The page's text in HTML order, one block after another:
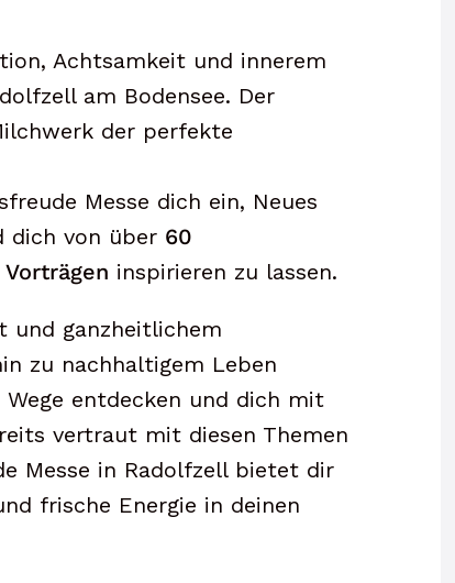
Achtsamkeit und innerem
am Bodensee. Der
der perfekte
Messe dich ein, Neues
dich von über 60
inspirieren zu lassen.
und ganzheitlichem
zu nachhaltigem Leben
entdecken und dich mit
vertraut mit diesen Themen
Messe in Radolfzell bietet dir
frische Energie in deinen